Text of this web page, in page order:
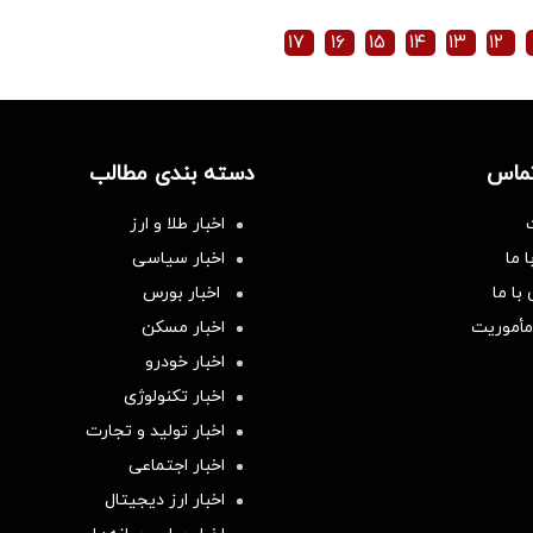
۱۲ ۱۳ ۱۴ ۱۵ ۱۶ ۱۷
ما
ما
دسته بندی مطالب
اخبار طلا و ارز
اخبار سیاسی
اخبار بورس
اخبار مسکن
اخبار خودرو
اخبار تکنولوژی
اخبار تولید و تجارت
اخبار اجتماعی
اخبار ارز دیجیتال